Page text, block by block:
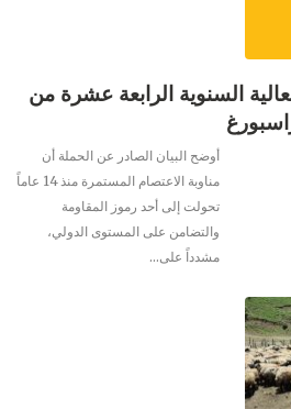
السنوية الرابعة عشرة من
أوضح البيان الصادر عن الحملة أن
مناوبة الاعتصام المستمرة منذ 14 عاماً
تحولت إلى أحد رموز المقاومة
والتضامن على المستوى الدولي،
مشدداً على…